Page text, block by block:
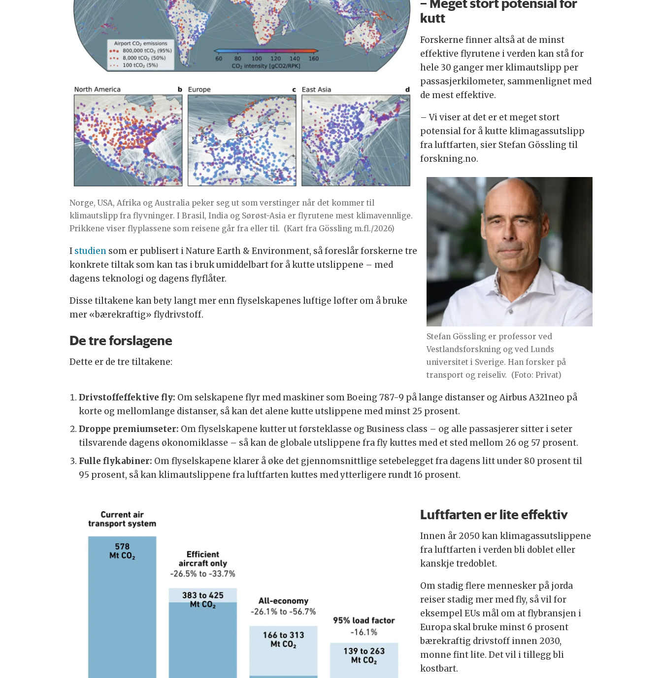
Norge, USA, Afrika og Australia peker seg ut som verstinger når det kommer til
klimautslipp fra flyvninger. I Brasil, India og Sørøst-Asia er flyrutene mest klimavennlige.
Prikkene viser flyplassene som reisene går fra eller til. (Kart fra Gössling m.fl./2026)
kutt
Forskerne finner altså at de minst
effektive flyrutene i verden kan stå for
hele 30 ganger mer klimautslipp per
passasjerkilometer, sammenlignet med
de mest effektive.
– Vi viser at det er et meget stort
potensial for å kutte klimagassutslipp
fra luftfarten, sier Stefan Gössling til
forskning.no.
Stefan Gössling er professor ved
Vestlandsforskning og ved Lunds
universitet i Sverige. Han forsker på
transport og reiseliv. (Foto: Privat)
I studiensom er publisert i Nature Earth & Environment, så foreslår forskerne tre
konkrete tiltak som kan tas i bruk umiddelbart for å kutte utslippene – med
dagens teknologi og dagens flyflåter.
Disse tiltakene kan bety langt mer enn flyselskapenes luftige løfter om å bruke
mer «bærekraftig» flydrivstoff.
De tre forslagene
Dette er de tre tiltakene:
Drivstoffeffektive fly: Om selskapene flyr med maskiner som Boeing 787-9 på lange distanser og Airbus A321neo på
korte og mellomlange distanser, så kan det alene kutte utslippene med minst 25 prosent.
Droppe premiumseter: Om flyselskapene kutter ut førsteklasse og Business class – og alle passasjerer sitter i seter
tilsvarende dagens økonomiklasse – så kan de globale utslippene fra fly kuttes med et sted mellom 26 og 57 prosent.
Fulle flykabiner: Om flyselskapene klarer å øke det gjennomsnittlige setebelegget fra dagens litt under 80 prosent til
95 prosent, så kan klimautslippene fra luftfarten kuttes med ytterligere rundt 16 prosent.
Luftfarten er lite effektiv
Innen år 2050 kan klimagassutslippene
fra luftfarten i verden bli doblet eller
kanskje tredoblet.
Om stadig flere mennesker på jorda
reiser stadig mer med fly, så vil for
eksempel EUs mål om at flybransjen i
Europa skal bruke minst 6 prosent
bærekraftig drivstoff innen 2030,
monne fint lite. Det vil i tillegg bli
kostbart.